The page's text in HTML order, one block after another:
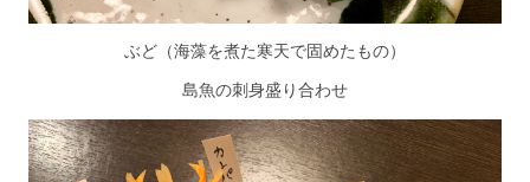
ぶど（海藻を煮た寒天で固めたもの）
島魚の刺身盛り合わせ